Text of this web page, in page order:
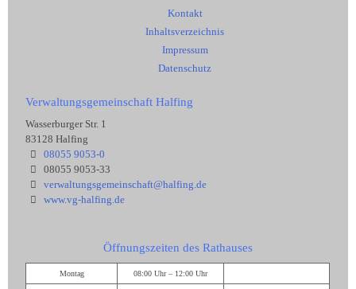
Kontakt
Inhaltsverzeichnis
Impressum
Datenschutz
Verwaltungsgemeinschaft Halfing
Wasserburger Str. 1
83128 Halfing
08055 9053-0
08055 9053-33
verwaltungsgemeinschaft@halfing.de
www.vg-halfing.de
Öffnungszeiten des Rathauses
Montag 08:00 Uhr – 12:00 Uhr